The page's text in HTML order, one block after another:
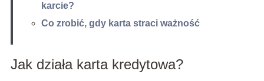
karcie?
Co zrobić, gdy karta straci ważność
Jak działa karta kredytowa?